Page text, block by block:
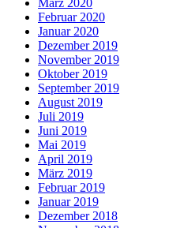
Februar 2020
Januar 2020
Dezember 2019
November 2019
Oktober 2019
September 2019
August 2019
Juli 2019
Juni 2019
Mai 2019
April 2019
März 2019
Februar 2019
Januar 2019
Dezember 2018